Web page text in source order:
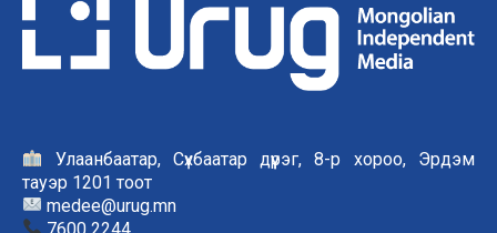
Улаанбаатар, Сүхбаатар дүүрэг, 8-р хороо, Эрдэм
тауэр 1201 тоот
medee@urug.mn